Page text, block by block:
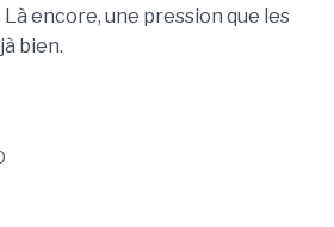
Là encore, une pression que les
bien.